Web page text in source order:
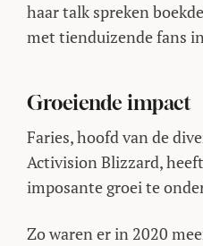
haar talk spreken
met tienduizende fans
Groeiende impact
Faries, hoofd van de
Activision Blizzard,
imposante groei te
Zo waren er in 2020